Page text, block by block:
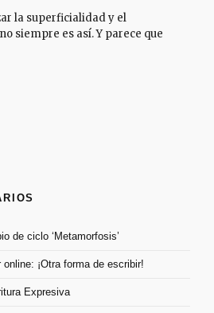
la superficialidad y el
siempre es así. Y parece que
de ciclo ‘Metamorfosis’
online: ¡Otra forma de escribir!
Expresiva